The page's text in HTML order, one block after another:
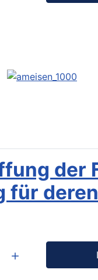
der
für